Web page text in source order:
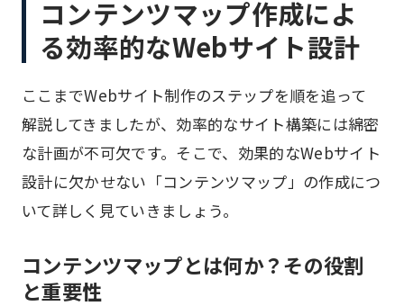
コンテンツマップ作成によ
る効率的なWebサイト設計
ここまでWebサイト制作のステップを順を追って
解説してきましたが、効率的なサイト構築には綿密
な計画が不可欠です。そこで、効果的なWebサイト
設計に欠かせない「コンテンツマップ」の作成につ
いて詳しく見ていきましょう。
コンテンツマップとは何か？その役割
と重要性